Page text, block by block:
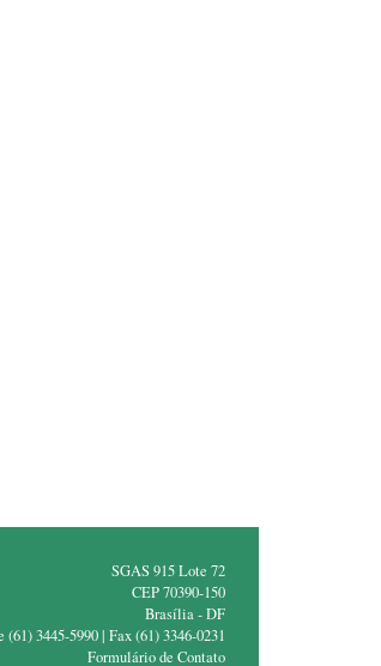
SGAS 915 Lote 72
CEP 70390-150
Brasília - DF
(61) 3445-5990 | Fax (61) 3346-0231
Formulário de Contato